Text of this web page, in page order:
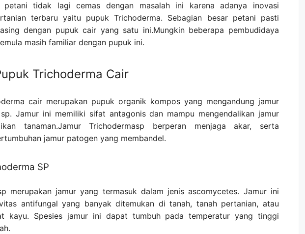
petani tidak lagi cemas dengan masalah ini karena adanya inovasi
terbaru yaitu pupuk Trichoderma. Sebagian besar petani pasti
dengan pupuk cair yang satu ini.Mungkin beberapa pembudidaya
masih familiar dengan pupuk ini.
Trichoderma Cair
cair merupakan pupuk organik kompos yang mengandung jamur
Jamur ini memiliki sifat antagonis dan mampu mengendalikan jamur
tanaman.Jamur Trichodermasp berperan menjaga akar, serta
jamur patogen yang membandel.
SP
merupakan jamur yang termasuk dalam jenis ascomycetes. Jamur ini
antifungal yang banyak ditemukan di tanah, tanah pertanian, atau
kayu. Spesies jamur ini dapat tumbuh pada temperatur yang tinggi